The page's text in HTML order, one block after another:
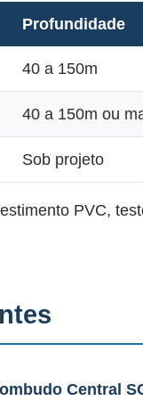
Profundidade
40 a 150m
40 a 150m ou
Sob projeto
PVC,
Central